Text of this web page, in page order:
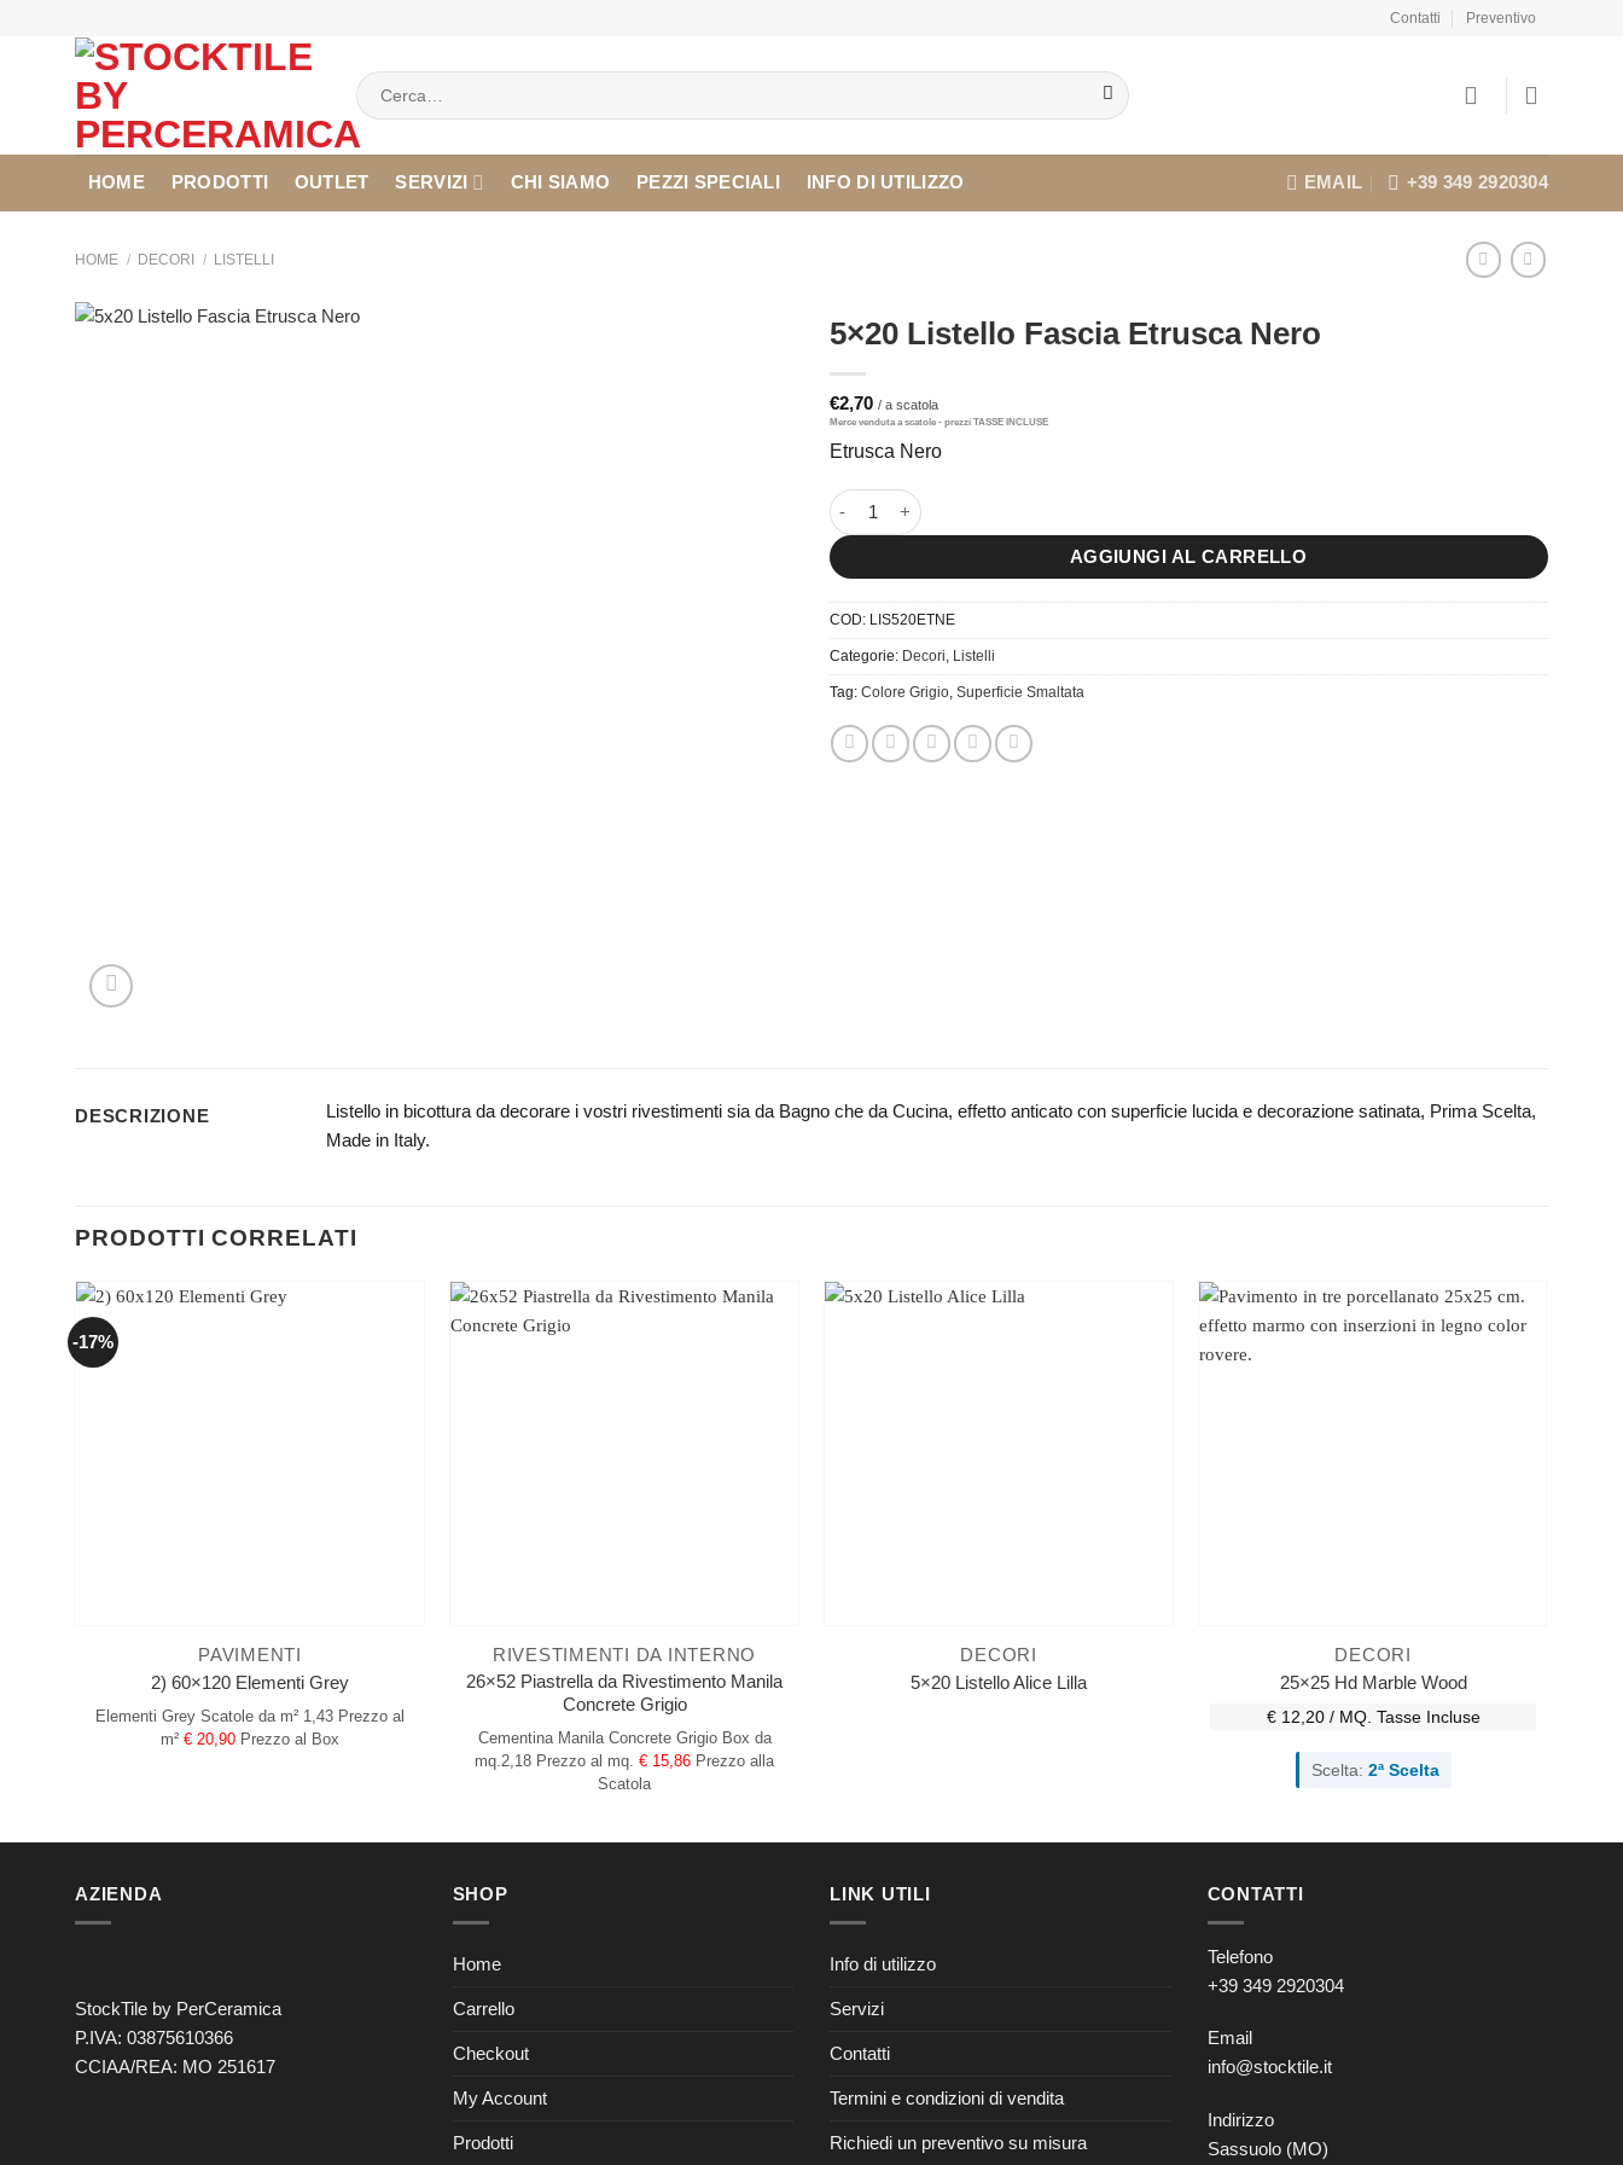
Contatti Preventivo
Cerca:
HOME PRODOTTI OUTLET SERVIZI CHI SIAMO PEZZI SPECIALI INFO DI UTILIZZO EMAIL +39 349 2920304
HOME / DECORI / LISTELLI
5×20 Listello Fascia Etrusca Nero
€2,70
Etrusca Nero
5x20 Listello Fascia Etrusca Nero quantità
AGGIUNGI AL CARRELLO
COD: LIS520ETNE
Categorie: Decori, Listelli
Tag: Colore Grigio, Superficie Smaltata
DESCRIZIONE
Listello in bicottura da decorare i vostri rivestimenti sia da Bagno che da Cucina, effetto anticato con superficie lucida e decorazione satinata, Prima Scelta,
Made in Italy.
PRODOTTI CORRELATI
-17%
PAVIMENTI
2) 60×120 Elementi Grey
Elementi Grey Scatole da m² 1,43 Prezzo al
m² € 20,90 Prezzo al Box
RIVESTIMENTI DA INTERNO
26×52 Piastrella da Rivestimento Manila
Concrete Grigio
Cementina Manila Concrete Grigio Box da
mq.2,18 Prezzo al mq. € 15,86 Prezzo alla
Scatola
DECORI
5×20 Listello Alice Lilla
DECORI
25×25 Hd Marble Wood
€ 12,20 / MQ. Tasse Incluse
Scelta: 2ª Scelta
AZIENDA
StockTile by PerCeramica
P.IVA: 03875610366
CCIAA/REA: MO 251617
SHOP
Home
Carrello
Checkout
My Account
Prodotti
LINK UTILI
Info di utilizzo
Servizi
Contatti
Termini e condizioni di vendita
Richiedi un preventivo su misura
CONTATTI
Telefono
+39 349 2920304
Email
info@stocktile.it
Indirizzo
Sassuolo (MO)